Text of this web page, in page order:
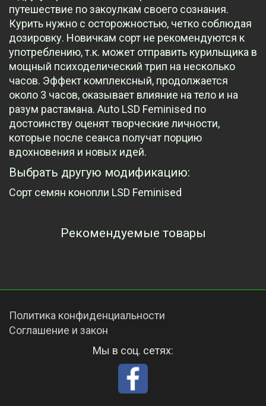
путешествие по закоулкам своего сознания.
Курить нужно с осторожностью, четко соблюдая
дозировку. Новичкам сорт не рекомендуются к
употреблению, т.к. может отправить курильщика в
мощный психоделический трип на несколько
часов. Эффект комплексный, продолжается
около 3 часов, оказывает влияние на тело и на
разум растамана. Auto LSD Feminised по
достоинству оценят творческие личности,
которые после сеанса получат порцию
вдохновения и новых идей.
Выбрать другую модификацию:
Сорт семян конопли LSD Feminised
Рекомендуемые товары
Политика конфиденциальности
Соглашение и закон
Мы в соц. сетях: